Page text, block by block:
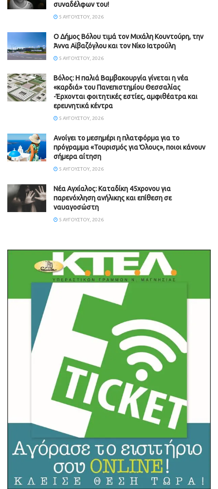
συναδέλφων του!
5 ΑΥΓΟΎΣΤΟΥ, 2026
Ο Δήμος Βόλου τιμά τον Μιχάλη Κουντούρη, την
Άννα Αϊβαζόγλου και τον Νίκο Ιατρούλη
5 ΑΥΓΟΎΣΤΟΥ, 2026
Βόλος: Η παλιά Βαμβακουργία γίνεται η νέα
«καρδιά» του Πανεπιστημίου Θεσσαλίας
-Έρχονται φοιτητικές εστίες, αμφιθέατρα και
ερευνητικά κέντρα
5 ΑΥΓΟΎΣΤΟΥ, 2026
Ανοίγει το μεσημέρι η πλατφόρμα για το
πρόγραμμα «Τουρισμός για Όλους», ποιοι κάνουν
σήμερα αίτηση
5 ΑΥΓΟΎΣΤΟΥ, 2026
Νέα Αγχίαλος: Καταδίκη 45χρονου για
παρενόχληση ανήλικης και επίθεση σε
ναυαγοσώστη
5 ΑΥΓΟΎΣΤΟΥ, 2026